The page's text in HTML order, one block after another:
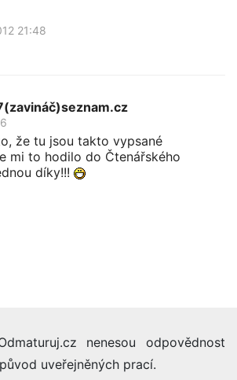
21:48
že tu jsou takto vypsané
mi to hodilo do Čtenářského
díky!!!
nenesou odpovědnost
uveřejněných prací.